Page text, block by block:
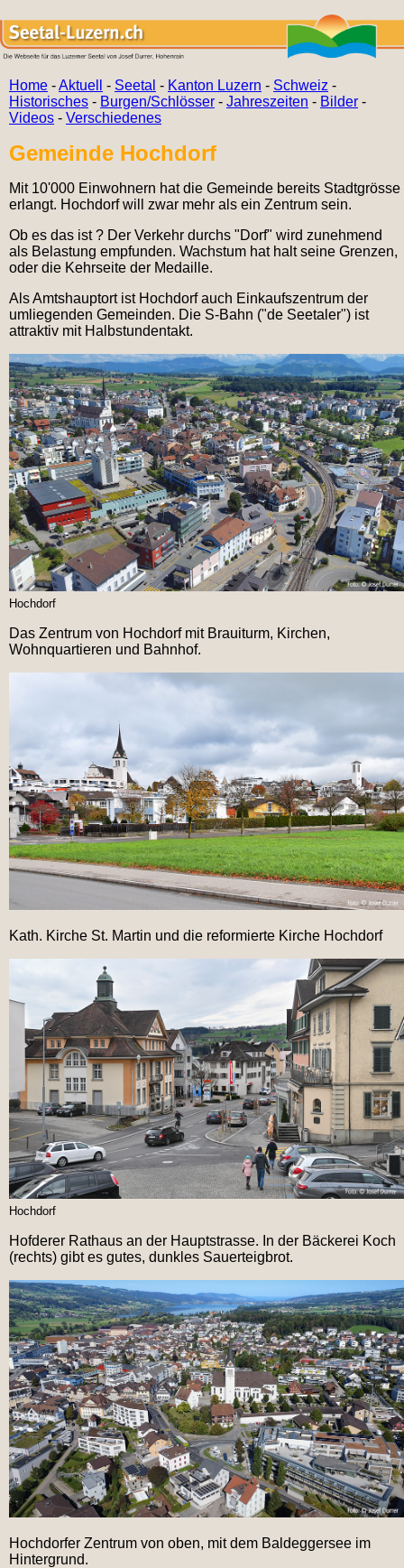
Home -Aktuell - Seetal - Kanton Luzern - Schweiz -
Historisches - Burgen/Schlösser - Jahreszeiten - Bilder -
Videos - Verschiedenes
Gemeinde Hochdorf
Mit 10'000 Einwohnern hat die Gemeinde bereits Stadtgrösse
erlangt. Hochdorf will zwar mehr als ein Zentrum sein.
Ob es das ist ? Der Verkehr durchs "Dorf" wird zunehmend
als Belastung empfunden. Wachstum hat halt seine Grenzen,
oder die Kehrseite der Medaille.
Als Amtshauptort ist Hochdorf auch Einkaufszentrum der
umliegenden Gemeinden. Die S-Bahn ("de Seetaler") ist
attraktiv mit Halbstundentakt.
Hochdorf
Das Zentrum von Hochdorf mit Brauiturm, Kirchen,
Wohnquartieren und Bahnhof.
Kath. Kirche St. Martin und die reformierte Kirche Hochdorf
Hochdorf
Hofderer Rathaus an der Hauptstrasse. In der Bäckerei Koch
(rechts) gibt es gutes, dunkles Sauerteigbrot.
Hochdorfer Zentrum von oben, mit dem Baldeggersee im
Hintergrund.